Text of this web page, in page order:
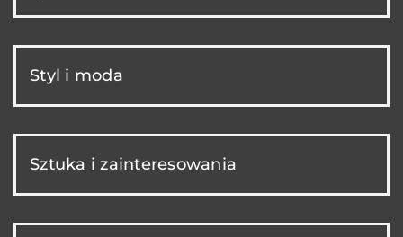
Styl i moda
Sztuka i zainteresowania